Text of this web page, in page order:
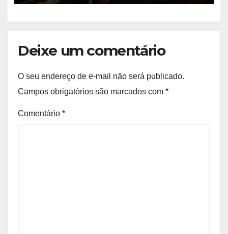
Deixe um comentário
O seu endereço de e-mail não será publicado.
Campos obrigatórios são marcados com *
Comentário *